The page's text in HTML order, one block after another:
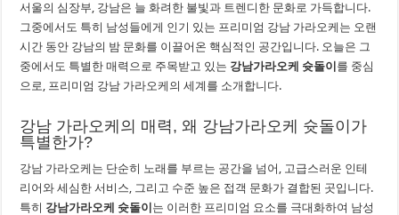
서울의 심장부, 강남은 늘 화려한 불빛과 트렌디한 문화로 가득합니다.
그중에서도 특히 남성들에게 인기 있는 프리미엄 강남 가라오케는 오랜
시간 동안 강남의 밤 문화를 이끌어온 핵심적인 공간입니다. 오늘은 그
중에서도 특별한 매력으로 주목받고 있는 강남가라오케 슛돌이 를 중심
으로, 프리미엄 강남 가라오케의 세계를 소개합니다.
강남 가라오케의 매력, 왜 강남가라오케 슛돌이가
특별한가?
강남 가라오케는 단순히 노래를 부르는 공간을 넘어, 고급스러운 인테
리어와 세심한 서비스, 그리고 수준 높은 접객 문화가 결합된 곳입니다.
특히 강남가라오케 슛돌이 는 이러한 프리미엄 요소를 극대화하여 남성